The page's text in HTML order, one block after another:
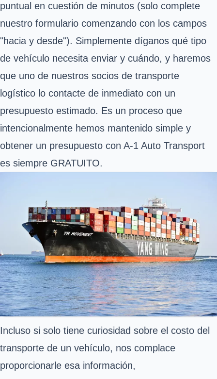
puntual en cuestión de minutos (solo complete
nuestro formulario comenzando con los campos
"hacia y desde"). Simplemente díganos qué tipo
de vehículo necesita enviar y cuándo, y haremos
que uno de nuestros socios de transporte
logístico lo contacte de inmediato con un
presupuesto estimado. Es un proceso que
intencionalmente hemos mantenido simple y
obtener un presupuesto con A-1 Auto Transport
es siempre GRATUITO.
Incluso si solo tiene curiosidad sobre el costo del
transporte de un vehículo, nos complace
proporcionarle esa información,